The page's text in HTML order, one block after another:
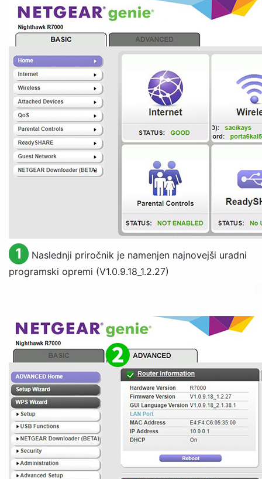
1
Naslednji priročnik je namenjen najnovejši uradni
programski opremi (V1.0.9.18_1.2.27)